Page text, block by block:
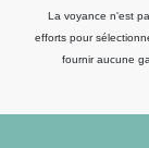
La voyance n'est
efforts pour
fournir aucune